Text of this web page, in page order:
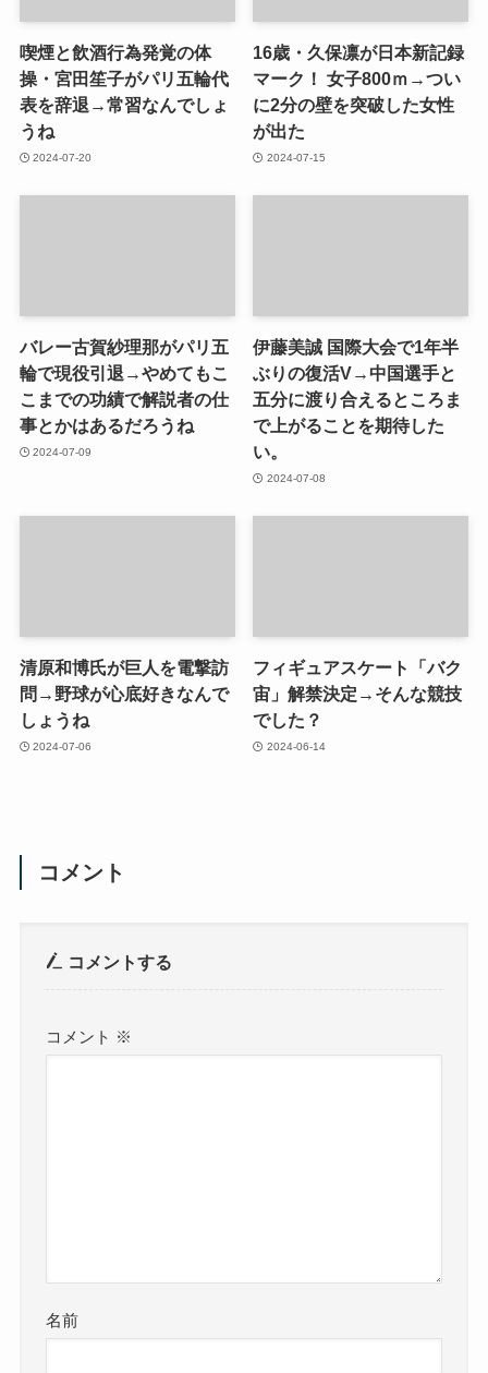
喫煙と飲酒行為発覚の体
操・宮田笙子がパリ五輪代
表を辞退→常習なんでしょ
うね
2024-07-20
16歳・久保凛が日本新記録
マーク！ 女子800ｍ→つい
に2分の壁を突破した女性
が出た
2024-07-15
バレー古賀紗理那がパリ五
輪で現役引退→やめてもこ
こまでの功績で解説者の仕
事とかはあるだろうね
2024-07-09
伊藤美誠 国際大会で1年半
ぶりの復活V→中国選手と
五分に渡り合えるところま
で上がることを期待した
い。
2024-07-08
清原和博氏が巨人を電撃訪
問→野球が心底好きなんで
しょうね
2024-07-06
フィギュアスケート「バク
宙」解禁決定→そんな競技
でした？
2024-06-14
コメント
コメントする
コメント ※
名前